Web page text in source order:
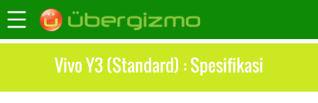
Vivo Y3 (Standard) : Spesifikasi